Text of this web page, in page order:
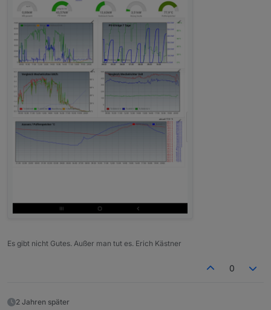
Es gibt nicht Gutes. Außer man tut es. Erich Kästner
0
2 Jahren später